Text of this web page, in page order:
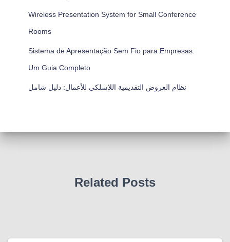
Wireless Presentation System for Small Conference
Rooms
Sistema de Apresentação Sem Fio para Empresas:
Um Guia Completo
نظام العروض التقديمية اللاسلكي للأعمال: دليل شامل
Related Posts